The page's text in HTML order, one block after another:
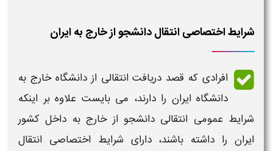
شرایط اختصاصی انتقال دانشجو از خارج به ایران
افرادی که قصد دریافت انتقالی از دانشگاه خارج به
دانشگاه ایران را دارند، می بایست علاوه بر اینکه
شرایط عمومی انتقالی دانشجواز خارج به داخل کشور
ایرانرا داشته باشند،دارای شرایطاختصاصی انتقال